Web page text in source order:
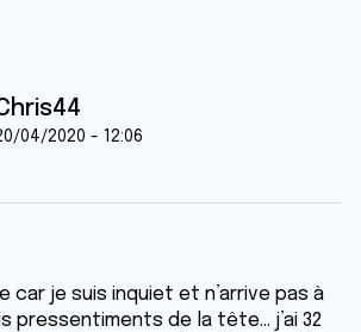
04/2020 - 12:06
je suis inquiet et n’arrive pas à
pressentiments de la tête... j’ai 32